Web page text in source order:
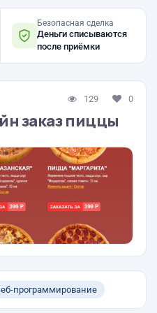
Безопасная сделка
Деньги списываются
после приёмки
129 0
заказ пиццы
программирование